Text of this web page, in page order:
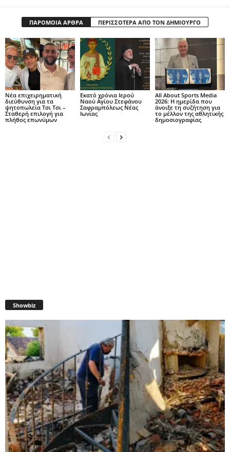
ΠΑΡΟΜΟΙΑ ΑΡΘΡΑ ΠΕΡΙΣΣΟΤΕΡΑ ΑΠΟ ΤΟΝ ΔΗΜΙΟΥΡΓΟ
Νέα επιχειρηματική
διεύθυνση για τα
ψητοπωλεία Τσι Τσι –
Σταθερή επιλογή για
πλήθος επωνύμων
Εκατό χρόνια Ιερού
Ναού Αγίου Στεφάνου
Σαφραμπόλεως Νέας
Ιωνίας
All About Sports Media
2026: Η ημερίδα που
άνοιξε τη συζήτηση για
το μέλλον της αθλητικής
δημοσιογραφίας
Showbiz